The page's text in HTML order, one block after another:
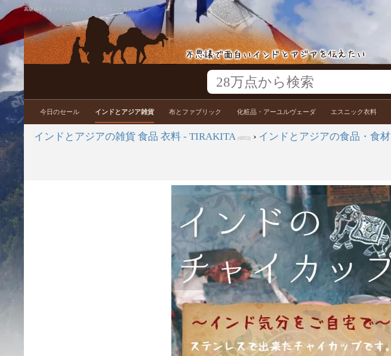
高級感のある ブラスのゴブレット ピーコック 高さ10cm
今日のセール インドとアジア雑貨 布とファブリック 化粧品・アーユルヴェーダ エスニック衣料
インドとアジアの雑貨 食品 衣料 - TIRAKITA (6953) › インドとアジアの食品・食材